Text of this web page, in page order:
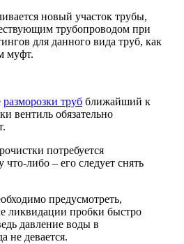
новый участок трубы,
трубопроводом при
для данного вида труб, как
муфт.
разморозки труб ближайший к
вентиль обязательно
потребуется
что-либо – его следует снять
предусмотреть,
ликвидации пробки быстро
давление воды в
не девается.